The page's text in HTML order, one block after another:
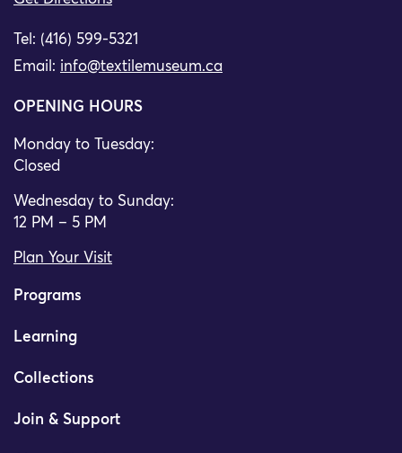
Tel: (416) 599-5321
Email: info@textilemuseum.ca
OPENING HOURS
Monday to Tuesday:
Closed
Wednesday to Sunday:
12 PM – 5 PM
Plan Your Visit
Programs
Learning
Collections
Join & Support